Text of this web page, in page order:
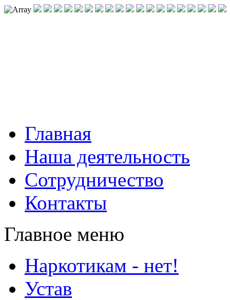
Главная
Наша деятельность
Сотрудничество
Контакты
Главное меню
Наркотикам - нет!
Устав